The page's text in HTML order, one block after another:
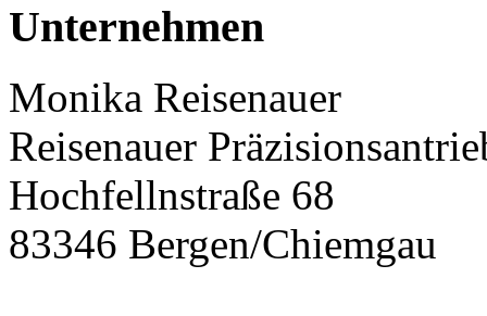
Unternehmen
Monika Reisenauer
Reisenauer
Hochfellnstraße 68
83346 Bergen/Chiemgau